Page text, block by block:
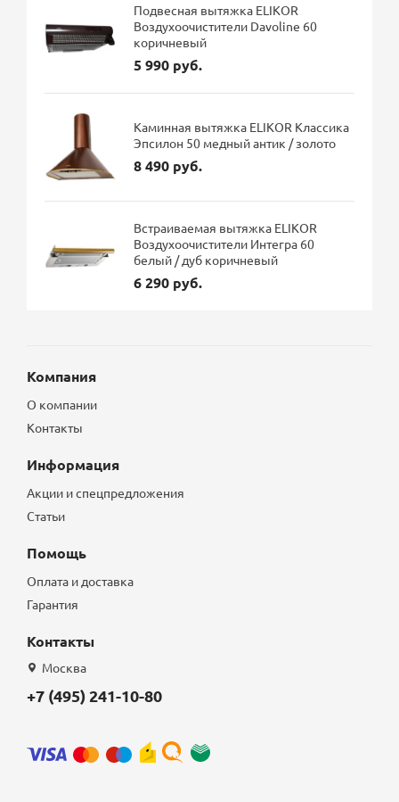
Подвесная вытяжка ELIKOR
Воздухоочистители Davoline 60
коричневый
5 990 руб.
Каминная вытяжка ELIKOR Классика
Эпсилон 50 медный антик / золото
8 490 руб.
Встраиваемая вытяжка ELIKOR
Воздухоочистители Интегра 60
белый / дуб коричневый
6 290 руб.
Компания
О компании
Контакты
Информация
Акции и спецпредложения
Статьи
Помощь
Оплата и доставка
Гарантия
Контакты
Москва
+7 (495) 241-10-80